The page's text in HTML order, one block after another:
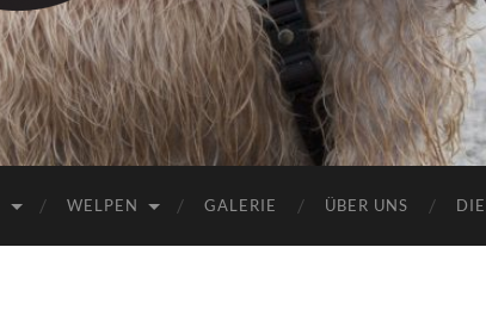
Wheaten
vom
Melzerland
WELPEN GALERIE ÜBER UNS